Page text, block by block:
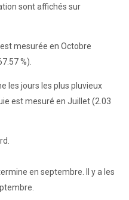
sont affichés sur
mesurée en Octobre
%).
les jours les plus pluvieux
est mesuré en Juillet (2.03
en septembre. Il y a les